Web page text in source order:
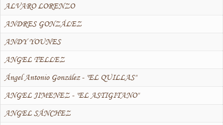
ALVARO LORENZO
ANDRES GONZÁLEZ
ANDY YOUNES
ANGEL TELLEZ
Ángel Antonio González - "EL QUILLAS"
ANGEL JIMENEZ - "EL ASTIGITANO"
ANGEL SÁNCHEZ